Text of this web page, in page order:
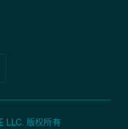
版权所有